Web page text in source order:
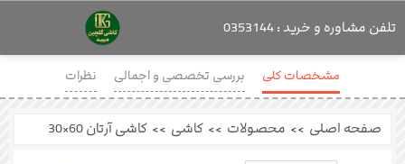
مشخصات کلی بررسی تخصصی و اجمالی نظرات
صفحه اصلی >> محصولات >> کاشی >> کاشی آرتان 60×30
تلفن مشاوره و خرید : 0353144